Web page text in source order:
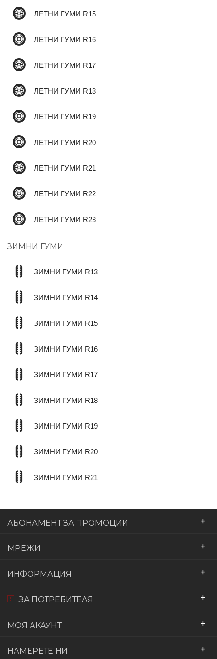
ЛЕТНИ ГУМИ R15
ЛЕТНИ ГУМИ R16
ЛЕТНИ ГУМИ R17
ЛЕТНИ ГУМИ R18
ЛЕТНИ ГУМИ R19
ЛЕТНИ ГУМИ R20
ЛЕТНИ ГУМИ R21
ЛЕТНИ ГУМИ R22
ЛЕТНИ ГУМИ R23
ЗИМНИ ГУМИ
ЗИМНИ ГУМИ R13
ЗИМНИ ГУМИ R14
ЗИМНИ ГУМИ R15
ЗИМНИ ГУМИ R16
ЗИМНИ ГУМИ R17
ЗИМНИ ГУМИ R18
ЗИМНИ ГУМИ R19
ЗИМНИ ГУМИ R20
ЗИМНИ ГУМИ R21
АБОНАМЕНТ ЗА ПРОМОЦИИ +
МРЕЖИ +
ИНФОРМАЦИЯ +
ЗА ПОТРЕБИТЕЛЯ +
МОЯ АКАУНТ +
НАМЕРЕТЕ НИ +